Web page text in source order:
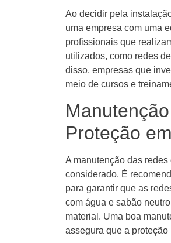
Ao decidir pela
uma empresa com uma
profissionais que
utilizados, como redes
disso, empresas que
meio de cursos e
Proteção
A manutenção das
considerado. É
para garantir que as
com água e sabão
material. Uma boa
assegura que a proteção